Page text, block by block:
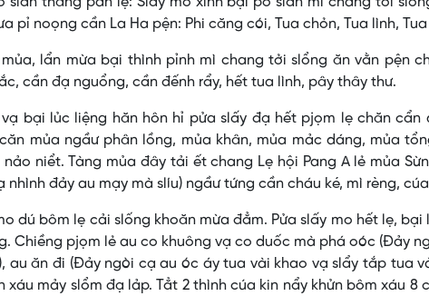
pỉ noọng cần La Ha pện: Phi căng cói, Tua chỏn, Tua lình,
lẩn mừa bại thình pỉnh mì chang tởi slổng ăn vằn pện
cần đạ nguổng, cần đếnh rẩy, hết tua lình, pây thây thư.
bại lủc liệng hăn hôn hỉ pửa slấy đạ hết pjọm lẹ chăn cẩn
mủa ngầư phân lồng, mủa khân, mủa mảc dáng, mủa
niểt. Tàng mủa đây tải ết chang Lẹ hội Pang A lẻ mủa
đảy au mạy mà slíu) ngầư tứng cần cháu ké, mì rèng,
dú bôm lẹ cải slống khoăn mừa đẳm. Pửa slấy mo hết lẹ,
Chiềng pjọm lẻ au co khuông vạ co duốc mà phá oóc (Đảy
au ăn đi (Đảy ngòi cạ au óc áy tua vài khao vạ slẩy tắp tua
xáu mảy slổm đạ lảp. Tẳt 2 thình cúa kin nẩy khửn bôm xáu 8